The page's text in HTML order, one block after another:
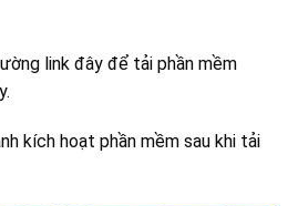
link đây để tải phần mềm
kích hoạt phần mềm sau khi tải